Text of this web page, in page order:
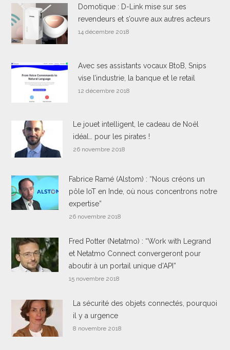
Domotique : D-Link mise sur ses
revendeurs et s’ouvre aux autres acteurs
14 décembre 2018
Avec ses assistants vocaux BtoB, Snips
vise l’industrie, la banque et le retail
12 décembre 2018
Le jouet intelligent, le cadeau de Noël
idéal… pour les pirates !
26 novembre 2018
Fabrice Ramé (Alstom) : “Nous créons un
pôle IoT en Inde, où nous concentrons notre
expertise”
26 novembre 2018
Fred Potter (Netatmo) : “Work with Legrand
et Netatmo Connect convergeront pour
aboutir à un portail unique d’API”
15 novembre 2018
La sécurité des objets connectés, pourquoi
il y a urgence
8 novembre 2018